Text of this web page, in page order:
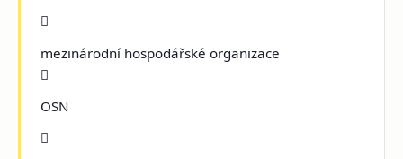

mezinárodní hospodářské organizace

OSN
